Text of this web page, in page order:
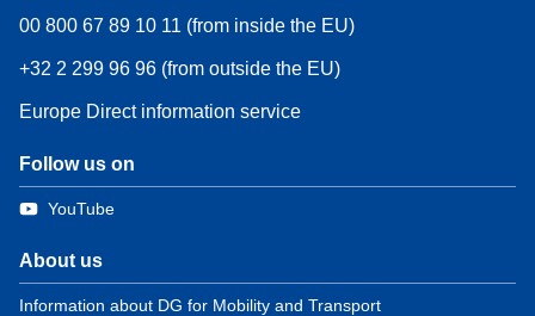
00 800 67 89 10 11 (from inside the EU)
+32 2 299 96 96 (from outside the EU)
Europe Direct information service
Follow us on
YouTube
About us
Information about DG for Mobility and Transport